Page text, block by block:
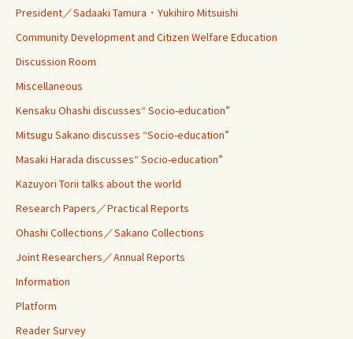
President／Sadaaki Tamura・Yukihiro Mitsuishi
Community Development and Citizen Welfare Education
Discussion Room
Miscellaneous
Kensaku Ohashi discusses“ Socio-education”
Mitsugu Sakano discusses “Socio-education”
Masaki Harada discusses“ Socio-education”
Kazuyori Torii talks about the world
Research Papers／Practical Reports
Ohashi Collections／Sakano Collections
Joint Researchers／Annual Reports
Information
Platform
Reader Survey